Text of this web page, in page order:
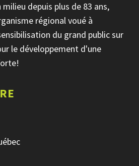
milieu depuis plus de 83 ans,
régional voué à
du grand public sur
le développement d'une